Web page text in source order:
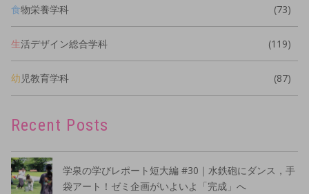
食物栄養学科 (73)
生活デザイン総合学科 (119)
幼児教育学科 (87)
Recent Posts
学泉の学びレポート短大編 #30｜水鉄砲にダンス，手
袋アート！ゼミ企画がいよいよ「完成」へ